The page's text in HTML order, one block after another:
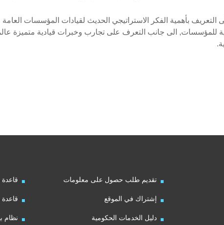
التعريف بأهمية الفكر الاستراتيجي الحديث لقيادات المؤسسات
للمؤسسات, الى جانب التعرف على تجارب وخبرات قيادية متميزة
تقديم طلب حصول على معلومات
إشتراك في الموقع
دليل الخدمات الحكومية
قاعدة
قاعدة
نظام